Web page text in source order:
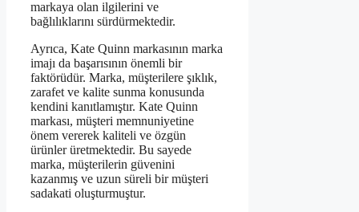
markaya olan ilgilerini ve
bağlılıklarını sürdürmektedir.
Ayrıca, Kate Quinn markasının marka
imajı da başarısının önemli bir
faktörüdür. Marka, müşterilere şıklık,
zarafet ve kalite sunma konusunda
kendini kanıtlamıştır. Kate Quinn
markası, müşteri memnuniyetine
önem vererek kaliteli ve özgün
ürünler üretmektedir. Bu sayede
marka, müşterilerin güvenini
kazanmış ve uzun süreli bir müşteri
sadakati oluşturmuştur.